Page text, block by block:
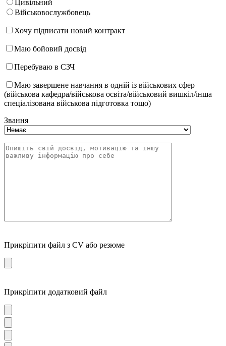
Цивільний
Військовослужбовець
Хочу підписати новий контракт
Маю бойовий досвід
Перебуваю в СЗЧ
Маю завершене навчання в одній із військових сфер
(військова кафедра/військова освіта/військовий вишкіл/інша
спеціалізована військова підготовка тощо)
Звання
Прикріпити файл з CV або резюме
Прикріпити додатковий файл